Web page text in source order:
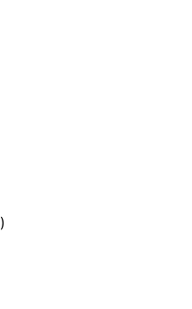
)